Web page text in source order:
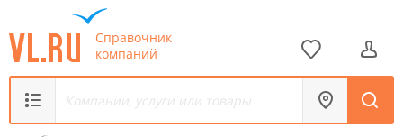
Справочник
компаний